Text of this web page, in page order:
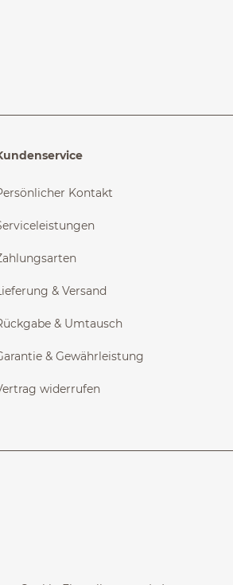
Kontakt
& Versand
& Umtausch
& Gewährleistung
widerrufen